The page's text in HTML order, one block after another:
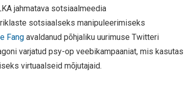
jahmatava sotsiaalmeedia
sotsiaalseks manipuleerimiseks
Fang avaldanud põhjaliku uurimuse Twitteri
varjatud psy-op veebikampaaniat, mis kasutas
virtuaalseid mõjutajaid.